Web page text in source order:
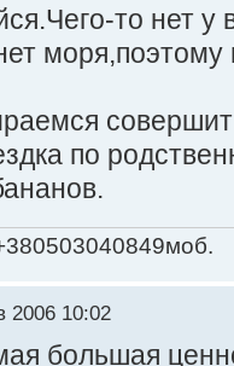
то нет у
моря,поэтому
по
2006 10:02
большая